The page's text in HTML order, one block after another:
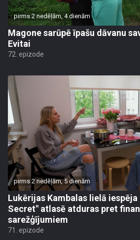
pirms 2 nedēļām, 4 dienām
Magone sarūpē īpašu dāvanu
Evitai
72. epizode
pirms 2 nedēļām, 5 dienām
Lukērijas Kambalas lielā
Secret" atlasē atduras pret
sarežģījumiem
71. epizode